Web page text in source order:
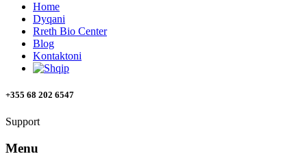
Home
Dyqani
Rreth Bio Center
Blog
Kontaktoni
+355 68 202 6547
Support
Menu